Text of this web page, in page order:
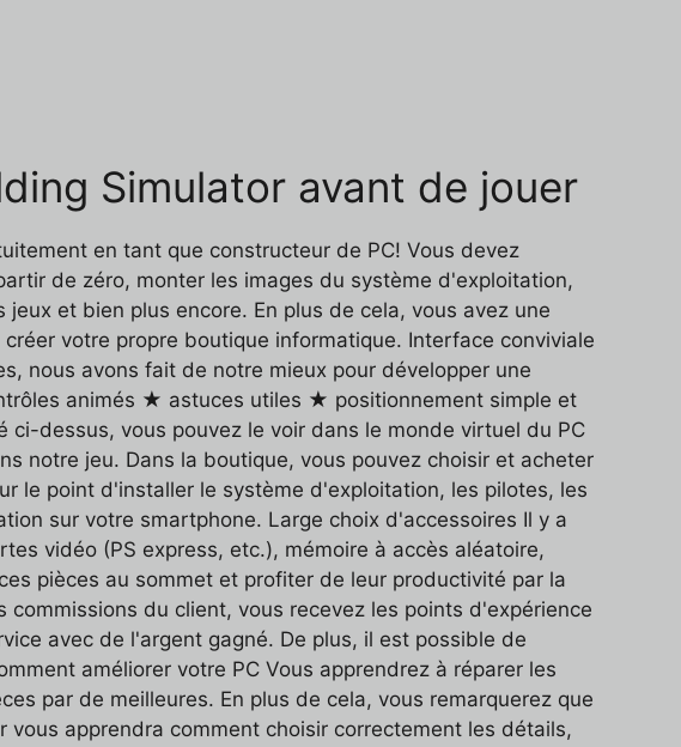
Simulator avant de jouer
en tant que constructeur de PC! Vous devez
de zéro, monter les images du système d'exploitation,
et bien plus encore. En plus de cela, vous avez une
votre propre boutique informatique. Interface conviviale
nous avons fait de notre mieux pour développer une
animés ★ astuces utiles ★ positionnement simple et
dessus, vous pouvez le voir dans le monde virtuel du PC
notre jeu. Dans la boutique, vous pouvez choisir et acheter
le point d'installer le système d'exploitation, les pilotes, les
sur votre smartphone. Large choix d'accessoires Il y a
vidéo (PS express, etc.), mémoire à accès aléatoire,
pièces au sommet et profiter de leur productivité par la
du client, vous recevez les points d'expérience
avec de l'argent gagné. De plus, il est possible de
améliorer votre PC Vous apprendrez à réparer les
par de meilleures. En plus de cela, vous remarquerez que
apprendra comment choisir correctement les détails,